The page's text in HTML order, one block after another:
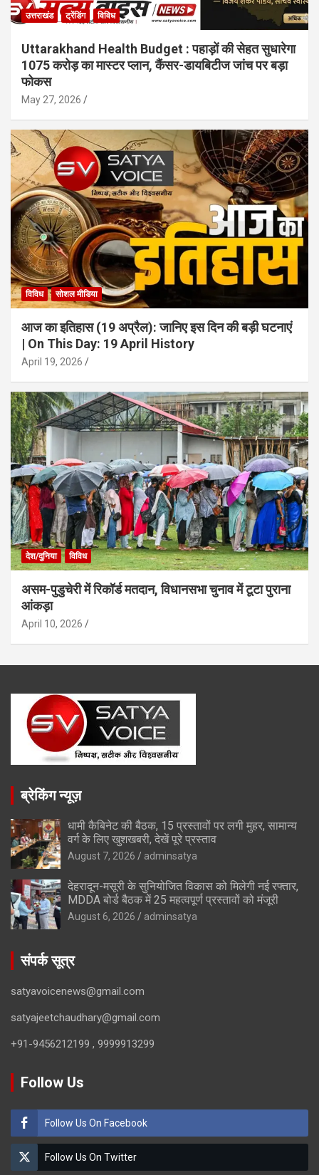
उत्तराखंड ट्रेंडिंग विविध
Uttarakhand Health Budget : पहाड़ों की सेहत सुधारेगा
1075 करोड़ का मास्टर प्लान, कैंसर-डायबिटीज जांच पर बड़ा
फोकस
May 27, 2026
विविध सोशल मीडिया
आज का इतिहास (19 अप्रैल): जानिए इस दिन की बड़ी घटनाएं
| On This Day: 19 April History
April 19, 2026
देश/दुनिया विविध
असम-पुडुचेरी में रिकॉर्ड मतदान, विधानसभा चुनाव में टूटा पुराना
आंकड़ा
April 10, 2026
ब्रेकिंग न्यूज़
धामी कैबिनेट की बैठक, 15 प्रस्तावों पर लगी मुहर, सामान्य
वर्ग के लिए खुशखबरी, देखें पूरे प्रस्ताव
August 7, 2026 adminsatya
देहरादून-मसूरी के सुनियोजित विकास को मिलेगी नई रफ्तार,
MDDA बोर्ड बैठक में 25 महत्वपूर्ण प्रस्तावों को मंजूरी
August 6, 2026 adminsatya
संपर्क सूत्र
satyavoicenews@gmail.com
satyajeetchaudhary@gmail.com
+91-9456212199 , 9999913299
Follow Us
Follow Us On Facebook
Follow Us On Twitter